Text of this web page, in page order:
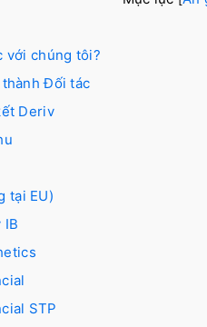
với chúng tôi?
Đối tác
Deriv
tại EU)
IB
STP